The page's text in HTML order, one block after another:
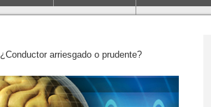
¿Conductor arriesgado o prudente?